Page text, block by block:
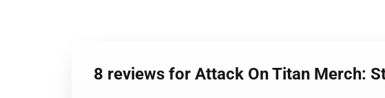
8 reviews for Attack On Titan Merch: